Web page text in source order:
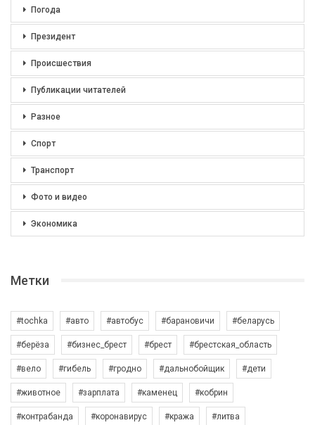
Погода
Президент
Происшествия
Публикации читателей
Разное
Спорт
Транспорт
Фото и видео
Экономика
Метки
#tochka #авто #автобус #барановичи #беларусь
#берёза #бизнес_брест #брест #брестская_область
#вело #гибель #гродно #дальнобойщик #дети
#животное #зарплата #каменец #кобрин
#контрабанда #коронавирус #кража #литва